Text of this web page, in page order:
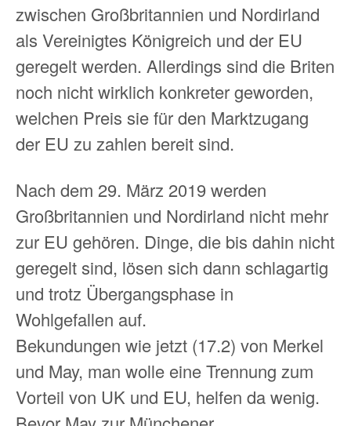
zwischen Großbritannien und Nordirland
als Vereinigtes Königreich und der EU
geregelt werden. Allerdings sind die Briten
noch nicht wirklich konkreter geworden,
welchen Preis sie für den Marktzugang
der EU zu zahlen bereit sind.
Nach dem 29. März 2019 werden
Großbritannien und Nordirland nicht mehr
zur EU gehören. Dinge, die bis dahin nicht
geregelt sind, lösen sich dann schlagartig
und trotz Übergangsphase in
Wohlgefallen auf.
Bekundungen wie jetzt (17.2) von Merkel
und May, man wolle eine Trennung zum
Vorteil von UK und EU, helfen da wenig.